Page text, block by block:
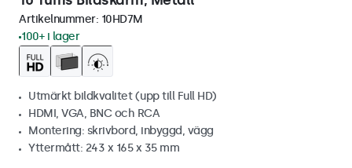
Artikelnummer: 10HD7M
100+ i lager
Utmärkt bildkvalitet (upp till Full HD)
HDMI, VGA, BNC och RCA
Montering: skrivbord, inbyggd, vägg
Yttermått: 243 x 165 x 35 mm